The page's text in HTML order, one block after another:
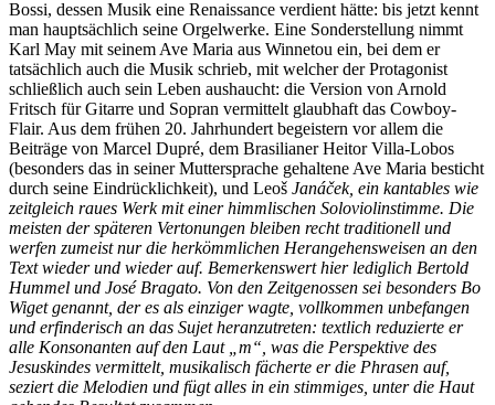
Bossi, dessen Musik eine Renaissance verdient hätte: bis jetzt kennt
man hauptsächlich seine Orgelwerke. Eine Sonderstellung nimmt
Karl May mit seinem Ave Maria aus Winnetou ein, bei dem er
tatsächlich auch die Musik schrieb, mit welcher der Protagonist
schließlich auch sein Leben aushaucht: die Version von Arnold
Fritsch für Gitarre und Sopran vermittelt glaubhaft das Cowboy-
Flair. Aus dem frühen 20. Jahrhundert begeistern vor allem die
Beiträge von Marcel Dupré, dem Brasilianer Heitor Villa-Lobos
(besonders das in seiner Muttersprache gehaltene Ave Maria besticht
durch seine Eindrücklichkeit), und Leoš Janáček, ein kantables wie
zeitgleich raues Werk mit einer himmlischen Soloviolinstimme. Die
meisten der späteren Vertonungen bleiben recht traditionell und
werfen zumeist nur die herkömmlichen Herangehensweisen an den
Text wieder und wieder auf. Bemerkenswert hier lediglich Bertold
Hummel und José Bragato. Von den Zeitgenossen sei besonders Bo
Wiget genannt, der es als einziger wagte, vollkommen unbefangen
und erfinderisch an das Sujet heranzutreten: textlich reduzierte er
alle Konsonanten auf den Laut „m“, was die Perspektive des
Jesuskindes vermittelt, musikalisch fächerte er die Phrasen auf,
seziert die Melodien und fügt alles in ein stimmiges, unter die Haut